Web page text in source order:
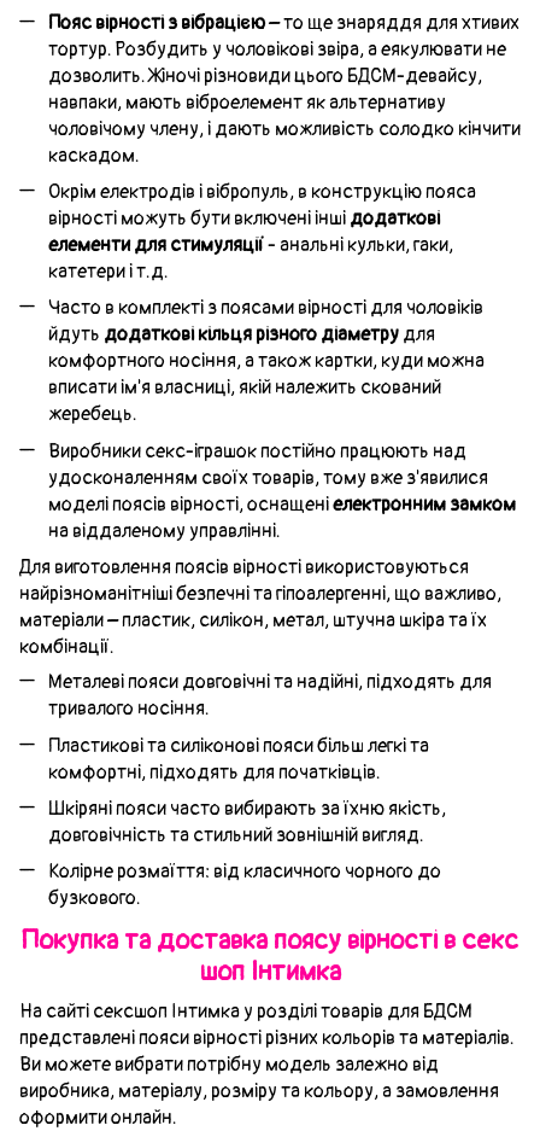
Пояс вірності з вібрацією– то ще знаряддя для хтивих
тортур. Розбудить у чоловікові звіра, а еякулювати не
дозволить. Жіночі різновиди цього БДСМ-девайсу,
навпаки, мають віброелемент як альтернативу
чоловічому члену, і дають можливість солодко кінчити
каскадом.
Окрім електродів і вібропуль, в конструкцію пояса
вірності можуть бути включені інші додаткові
елементи для стимуляції- анальні кульки, гаки,
катетери і т.д.
Часто в комплекті з поясами вірності для чоловіків
йдуть додаткові кільця різного діаметру для
комфортного носіння, а також картки, куди можна
вписати ім'я власниці, якій належить скований
жеребець.
Виробники секс-іграшок постійно працюють над
удосконаленням своїх товарів, тому вже з'явилися
моделі поясів вірності, оснащеніелектронним замком
на віддаленому управлінні.
Для виготовлення поясів вірності використовуються
найрізноманітніші безпечні та гіпоалергенні, що важливо,
матеріали – пластик, силікон, метал, штучна шкіра та їх
комбінації.
Металеві пояси довговічні та надійні, підходять для
тривалого носіння.
Пластикові та силіконові пояси більш легкі та
комфортні, підходять для початківців.
Шкіряні пояси часто вибирають за їхню якість,
довговічність та стильний зовнішній вигляд.
Колірне розмаїття: від класичного чорного до
бузкового.
Покупка та доставка поясу вірності в секс
шоп Інтимка
На сайті сексшоп Інтимка у розділі товарів для БДСМ
представлені пояси вірності різних кольорів та матеріалів.
Ви можете вибрати потрібну модель залежно від
виробника, матеріалу, розміру та кольору, а замовлення
оформити онлайн.